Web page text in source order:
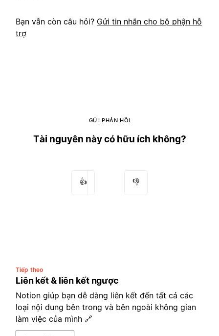
Bạn vẫn còn câu hỏi? Gửi tin nhắn cho bộ phận hỗ
trợ
GỬI PHẢN HỒI
Tài nguyên này có hữu ích không?
👍 👎
Tiếp theo
Liên kết & liên kết ngược
Notion giúp bạn dễ dàng liên kết đến tất cả các
loại nội dung bên trong và bên ngoài không gian
làm việc của mình 🔗